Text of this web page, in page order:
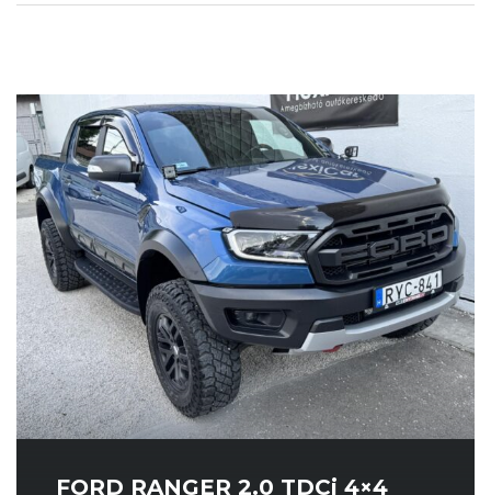
FORD RANGER 2.0 TDCi 4×4